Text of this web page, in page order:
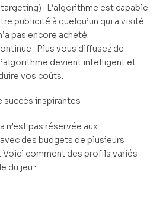
: L’algorithme est capable
publicité à quelqu’un qui a visité
pas encore acheté.
: Plus vous diffusez de
devient intelligent et
vos coûts.
succès inspirantes
n’est pas réservée aux
des budgets de plusieurs
Voici comment des profils variés
du jeu :